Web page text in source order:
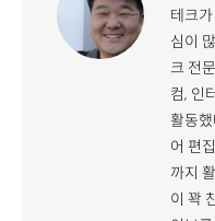
테크
심이
크 전
컴, 인
활동
어 편
까지
이 꽉